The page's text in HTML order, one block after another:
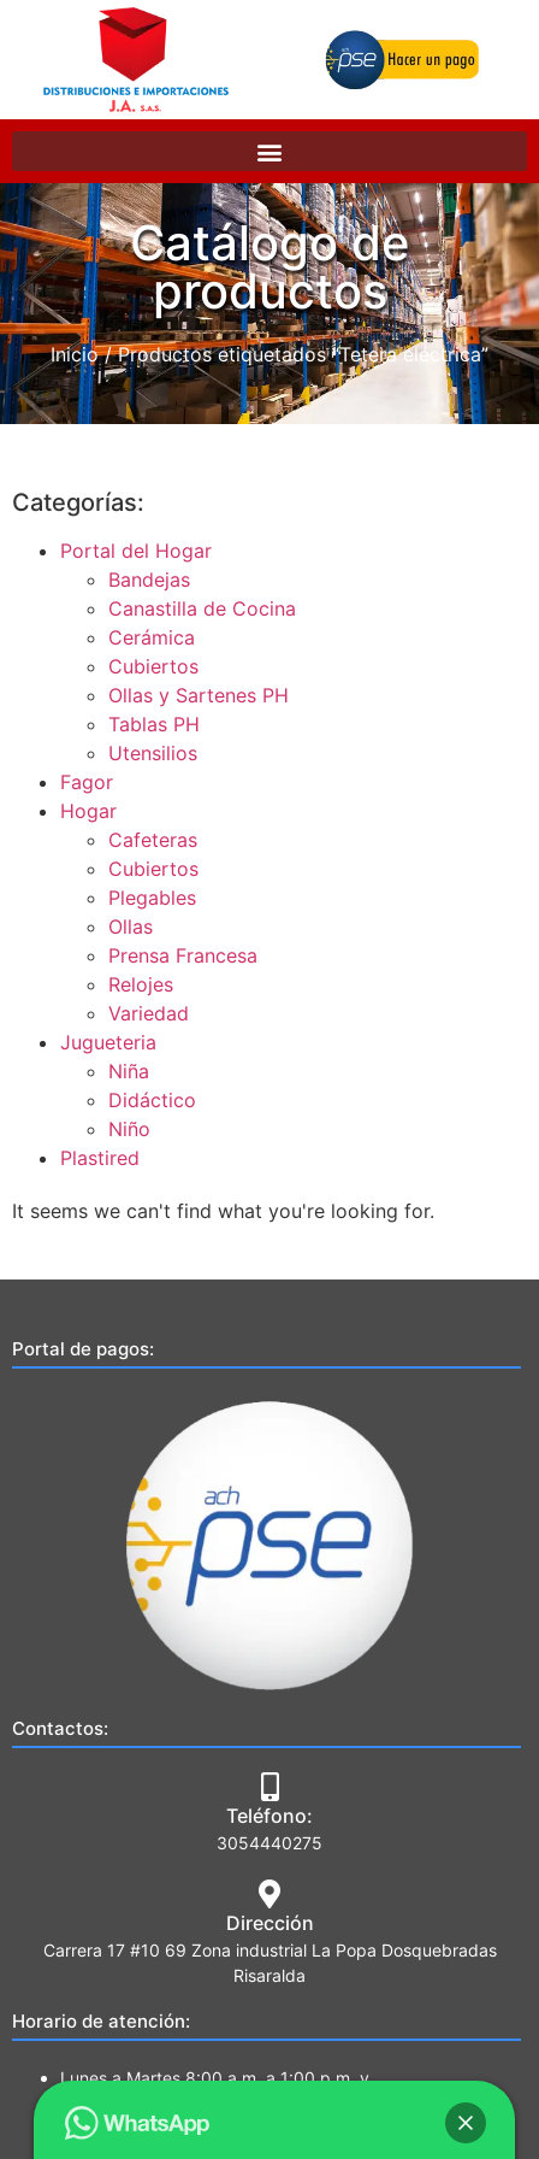
Catálogo de
productos
Inicio/ Productos etiquetados “Tetera eléctrica”
Categorías:
Portal del Hogar
Bandejas
Canastilla de Cocina
Cerámica
Cubiertos
Ollas y Sartenes PH
Tablas PH
Utensilios
Fagor
Hogar
Cafeteras
Cubiertos
Plegables
Ollas
Prensa Francesa
Relojes
Variedad
Jugueteria
Niña
Didáctico
Niño
Plastired
It seems we can't find what you're looking for.
Portal de pagos:
Contactos:
Teléfono:
3054440275
Dirección
Carrera 17 #10 69 Zona industrial La Popa Dosquebradas
Risaralda
Horario de atención:
Lunes a Martes 8:00 a.m. a 1:00 p.m. y
2:00 p.m. a 5:00 p.m.
Miércoles a Jueves 7:00a.m a 1:00 p.m. y